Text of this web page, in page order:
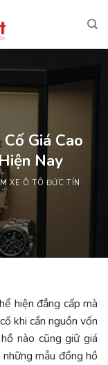
Giá Cao
Nay
XE Ô TÔ ĐỨC TÍN
hiện đẳng cấp mà
khi cần nguồn vốn
nào cũng giữ giá
mẫu đồng hồ